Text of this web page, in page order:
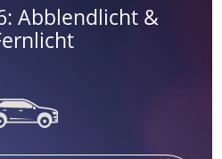
Abblendlicht &